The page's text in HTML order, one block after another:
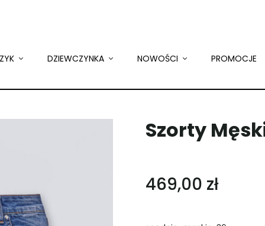
DZIEWCZYNKA NOWOŚCI PROMOCJE
Szorty
469,00 zł